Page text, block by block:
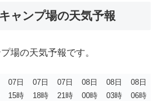
ャンプ場の天気予報
場の天気予報です。
07日
15時
07日
18時
07日
21時
08日
00時
08日
03時
08日
06時